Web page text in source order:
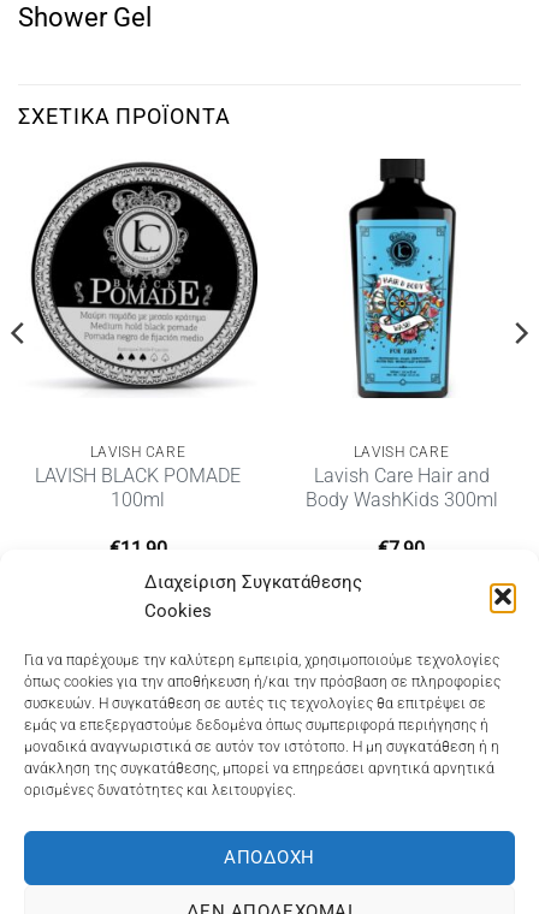
Διαχείριση Συγκατάθεσης
Cookies
Για να παρέχουμε την καλύτερη εμπειρία, χρησιμοποιούμε τεχνολογίες
όπως cookies για την αποθήκευση ή/και την πρόσβαση σε πληροφορίες
συσκευών. Η συγκατάθεση σε αυτές τις τεχνολογίες θα επιτρέψει σε
εμάς να επεξεργαστούμε δεδομένα όπως συμπεριφορά περιήγησης ή
μοναδικά αναγνωριστικά σε αυτόν τον ιστότοπο. Η μη συγκατάθεση ή η
ανάκληση της συγκατάθεσης, μπορεί να επηρεάσει αρνητικά αρνητικά
ορισμένες δυνατότητες και λειτουργίες.
ΑΠΟΔΟΧΉ
Shower Gel
ΣΧΕΤΙΚΆ ΠΡΟΪΌΝΤΑ
LAVISH CARE
LAVISH BLACK POMADE
100ml
€11,90
LAVISH CARE
Lavish Care Hair and
Body WashKids 300ml
€7,90
Dioni Hair Care, Ζυμβρακάκηδων 33, τηλ 28210
91906
Dioni Hair Spa, Κ. Σφακιανάκη 5, τηλ 28210 94712
On
Delivery
ΤΡΟΠΟΙ ΠΛΗΡΩΜΗΣ
ΠΟΛΙΤΙΚΉ ΕΠΙΣΤΡΟΦΏΝ
ΠΟΛΙΤΙΚΉ ΑΠΟΡΡΉΤΟΥ – COOKIES (ΕΕ)